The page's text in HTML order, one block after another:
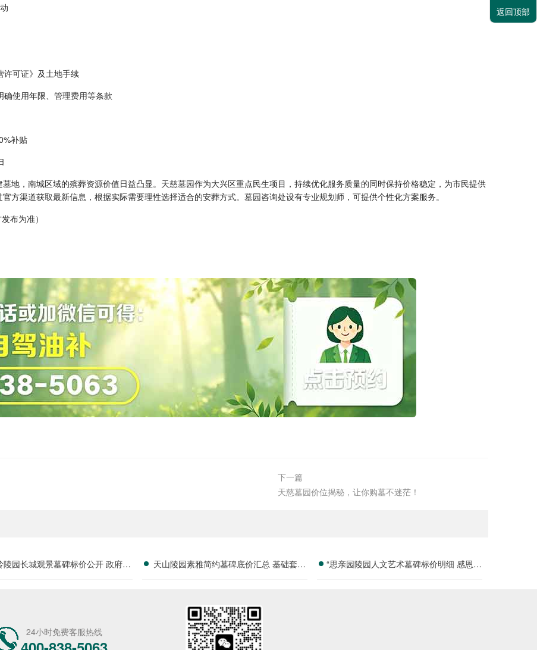
许可证》及土地手续
使用年限、管理费用等条款
补贴
地，南城区域的殡葬资源价值日益凸显。 天慈墓园作为大兴区重点民生项目，持续优化服务质量的同时保持价格稳定，为市民提供
方渠道获取最新信息，根据实际需要理性选择适合的安葬方式。墓园咨询处设有专业规划师，可提供个性化方案服务。
布为准）
下一篇
天慈墓园价位揭秘，让你购墓不迷茫！
陵园长城观景墓碑标价公开 政府补
天山陵园素雅简约墓碑底价汇总 基础套餐
“思亲园陵园人文艺术墓碑标价明细 感恩季
24小时免费客服热线
返回顶部